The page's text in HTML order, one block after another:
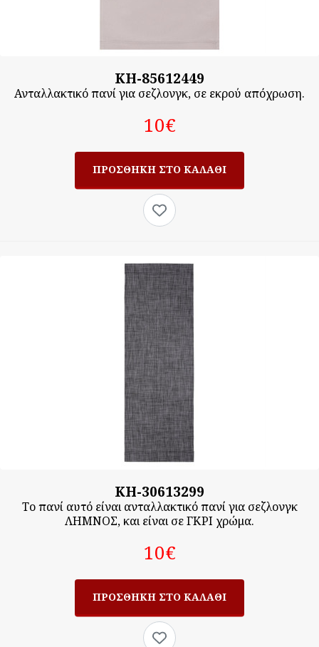
KH-85612449
Ανταλλακτικό πανί για σεζλονγκ, σε εκρού απόχρωση.
10‎€
KH-30613299
Το πανί αυτό είναι ανταλλακτικό πανί για σεζλονγκ
ΛΗΜΝΟΣ, και είναι σε ΓΚΡΙ χρώμα.
10‎€